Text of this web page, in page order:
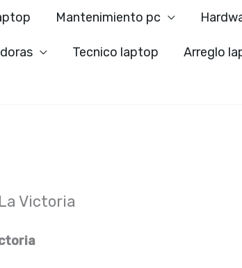
Mantenimiento pc
Tecnico laptop Arreglo
Victoria